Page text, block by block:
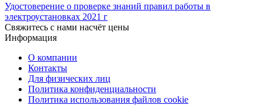
Удостоверение о проверке знаний правил работы в
электроустановках 2021 г
Свяжитесь с нами насчёт цены
Информация
О компании
Контакты
Для физических лиц
Политика конфиденциальности
Политика использования файлов cookie